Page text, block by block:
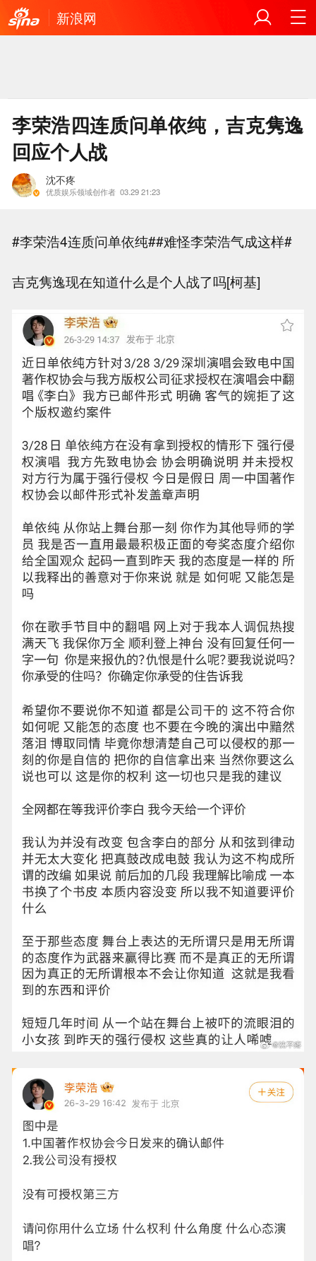
新浪网
李荣浩四连质问单依纯，吉克隽逸
回应个人战
沈不疼
优质娱乐领域创作者 03.29 21:23
#李荣浩4连质问单依纯##难怪李荣浩气成这样#
吉克隽逸现在知道什么是个人战了吗[柯基]